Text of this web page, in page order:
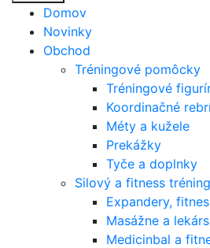
Domov
Novinky
Obchod
Tréningové pomôcky
Tréningové
Koordinačné
Méty a kužele
Prekážky
Tyče a doplnky
Silový a fitness tréning
Expandery,
Masážne a
Medicinbal a